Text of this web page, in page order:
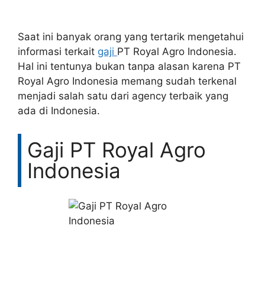
Saat ini banyak orang yang tertarik mengetahui
informasi terkait gaji PT Royal Agro Indonesia.
Hal ini tentunya bukan tanpa alasan karena PT
Royal Agro Indonesia memang sudah terkenal
menjadi salah satu dari agency terbaik yang
ada di Indonesia.
Gaji PT Royal Agro
Indonesia